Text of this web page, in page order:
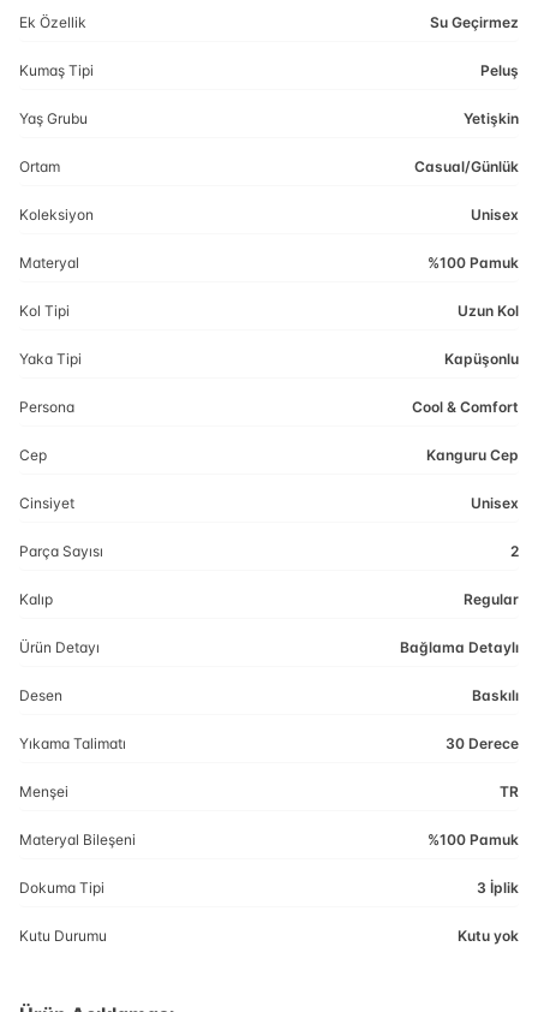
Ek Özellik Su Geçirmez
Kumaş Tipi Peluş
Yaş Grubu Yetişkin
Ortam Casual/Günlük
Koleksiyon Unisex
Materyal %100 Pamuk
Kol Tipi Uzun Kol
Yaka Tipi Kapüşonlu
Persona Cool & Comfort
Cep Kanguru Cep
Cinsiyet Unisex
Parça Sayısı 2
Kalıp Regular
Ürün Detayı Bağlama Detaylı
Desen Baskılı
Yıkama Talimatı 30 Derece
Menşei TR
Materyal Bileşeni %100 Pamuk
Dokuma Tipi 3 İplik
Kutu Durumu Kutu yok